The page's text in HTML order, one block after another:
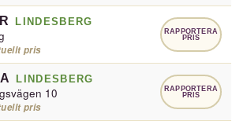
LINDESBERG
pris
RAPPORTERA
PRIS
LINDESBERG
10
pris
RAPPORTERA
PRIS